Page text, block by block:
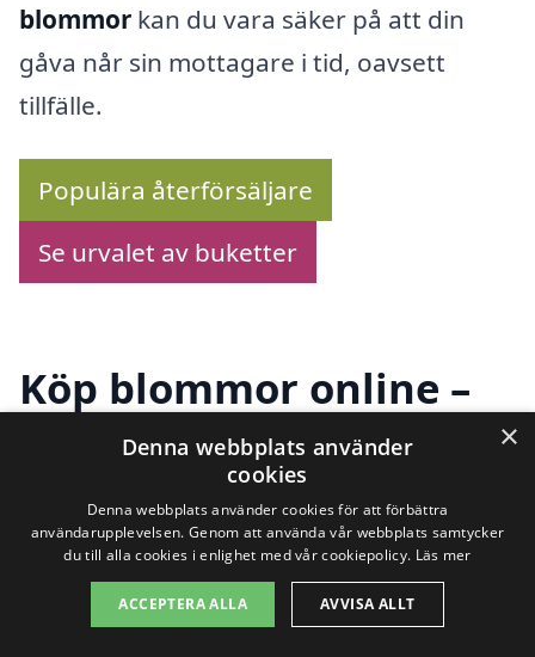
blommor kan du vara säker på att din
gåva når sin mottagare i tid, oavsett
tillfälle.
Populära återförsäljare
Se urvalet av buketter
Köp blommor online –
Se utbudet här!
Letar du efter attskicka blommor i
Järvsö? Vi erbjuder en översikt över
pålitliga blomsterhandlare som gör
×
Denna webbplats använder
cookies
Denna webbplats använder cookies för att förbättra
användarupplevelsen. Genom att använda vår webbplats samtycker
du till alla cookies i enlighet med vår cookiepolicy. Läs mer
ACCEPTERA ALLA AVVISA ALLT